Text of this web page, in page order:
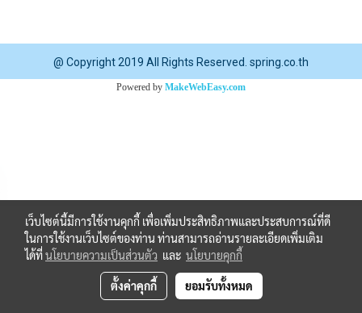
@ Copyright 2019 All Rights Reserved. spring.co.th
Powered by MakeWebEasy.com
เว็บไซต์นี้มีการใช้งานคุกกี้ เพื่อเพิ่มประสิทธิภาพและประสบการณ์ที่ดี
ในการใช้งานเว็บไซต์ของท่าน ท่านสามารถอ่านรายละเอียดเพิ่มเติม
ได้ที่นโยบายความเป็นส่วนตัว และ นโยบายคุกกี้
ตั้งค่าคุกกี้ ยอมรับทั้งหมด